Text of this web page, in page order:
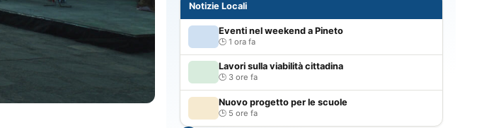
Notizie Locali
Eventi nel weekend a Pineto
1 ora fa
Lavori sulla viabilità cittadina
3 ore fa
Nuovo progetto per le scuole
5 ore fa